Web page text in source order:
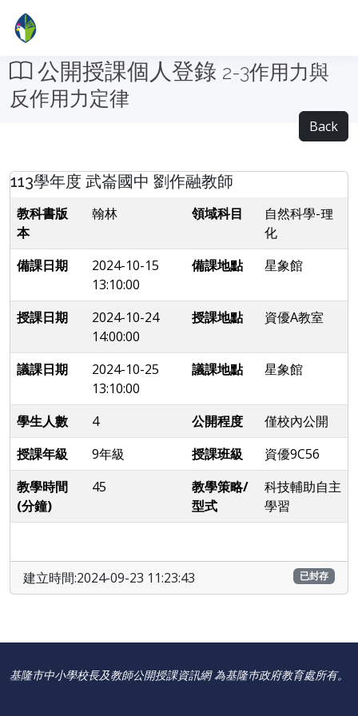
公開授課個人登錄 2-3作用力與
反作用力定律
Back
113學年度 武崙國中 劉作融教師
教科書版
本
翰林 領域科目
自然科學-理
化
備課日期
2024-10-15
13:10:00
備課地點 星象館
授課日期
2024-10-24
14:00:00
授課地點 資優A教室
議課日期
2024-10-25
13:10:00
議課地點 星象館
學生人數 4 公開程度
僅校內公開
授課年級
9年級 授課班級
資優9C56
教學時間
(分鐘)
45
教學策略/
型式
科技輔助自主
學習
建立時間:2024-09-23 11:23:43 已封存
基隆市中小學校長及教師公開授課資訊網 為基隆巿政府教育處所有。